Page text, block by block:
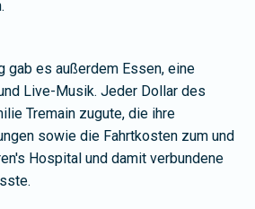
gab es außerdem Essen, eine
Live-Musik. Jeder Dollar des
Tremain zugute, die ihre
sowie die Fahrtkosten zum und
Hospital und damit verbundene